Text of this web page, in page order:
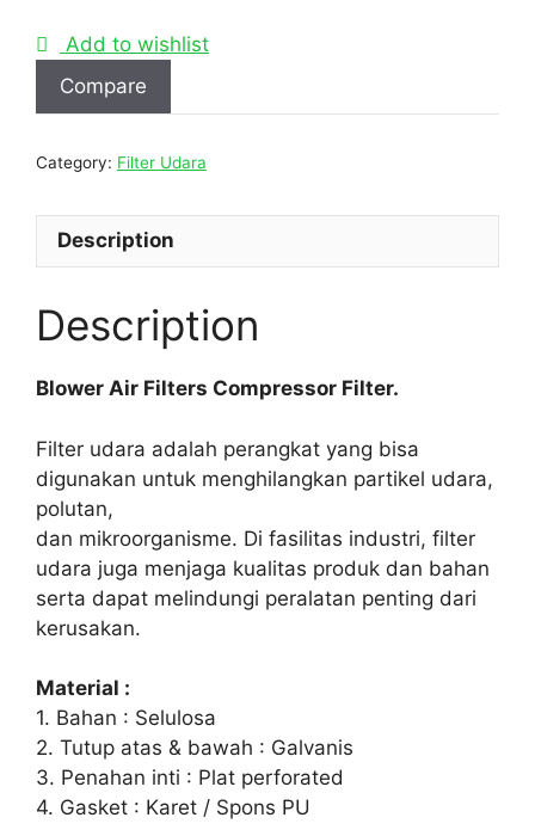
Add to wishlist
Compare
Category: Filter Udara
Description
Description
Blower Air Filters Compressor Filter.
Filter udara adalah perangkat yang bisa
digunakan untuk menghilangkan partikel udara,
polutan,
dan mikroorganisme. Di fasilitas industri, filter
udara juga menjaga kualitas produk dan bahan
serta dapat melindungi peralatan penting dari
kerusakan.
Material :
1. Bahan : Selulosa
2. Tutup atas & bawah : Galvanis
3. Penahan inti : Plat perforated
4. Gasket : Karet / Spons PU